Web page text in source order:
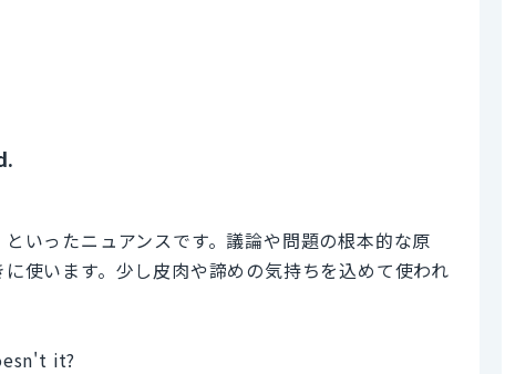
いったニュアンスです。議論や問題の根本的な原
使います。少し皮肉や諦めの気持ちを込めて使われ
it?